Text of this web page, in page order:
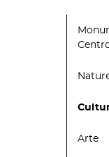
Arte